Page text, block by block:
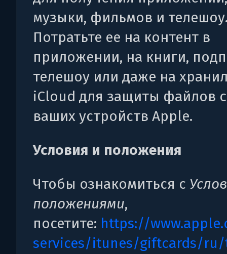
музыки, фильмов и
Потратьте ее на контент в
приложении, на книги,
телешоу или даже на
iCloud для защиты файлов
ваших устройств Apple.
Условия и положения
Чтобы ознакомиться с
положениями,
посетите: https://
services/itunes/giftcards/